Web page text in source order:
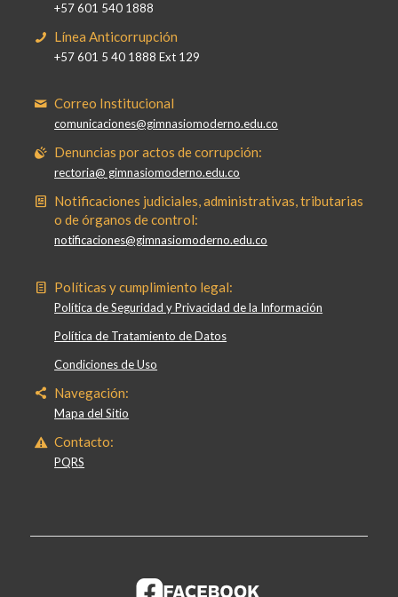
+57 601 540 1888
Línea Anticorrupción
+57 601 5 40 1888 Ext 129
Correo Institucional
comunicaciones@gimnasiomoderno.edu.co
Denuncias por actos de corrupción:
rectoria@ gimnasiomoderno.edu.co
Notificaciones judiciales, administrativas, tributarias
o de órganos de control:
notificaciones@gimnasiomoderno.edu.co
Políticas y cumplimiento legal:
Política de Seguridad y Privacidad de la Información
Política de Tratamiento de Datos
Condiciones de Uso
Navegación:
Mapa del Sitio
Contacto:
PQRS